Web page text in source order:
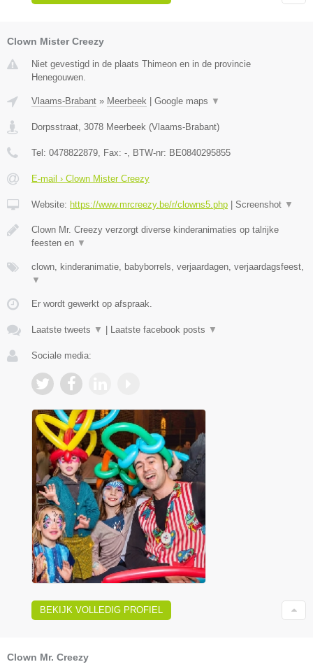
Clown Mister Creezy
Niet gevestigd in de plaats Thimeon en in de provincie
Henegouwen.
Vlaams-Brabant » Meerbeek Google maps ▼
Dorpsstraat, 3078 Meerbeek (Vlaams-Brabant)
Tel: 0478822879, Fax: -, BTW-nr: BE0840295855
E-mail › Clown Mister Creezy
Website: https://www.mrcreezy.be/r/clowns5.php Screenshot ▼
Clown Mr. Creezy verzorgt diverse kinderanimaties op talrijke
feesten en ▼
clown, kinderanimatie, babyborrels, verjaardagen, verjaardagsfeest,
▼
Er wordt gewerkt op afspraak.
Laatste tweets ▼ Laatste facebook posts ▼
Sociale media:
BEKIJK VOLLEDIG PROFIEL
Clown Mr. Creezy